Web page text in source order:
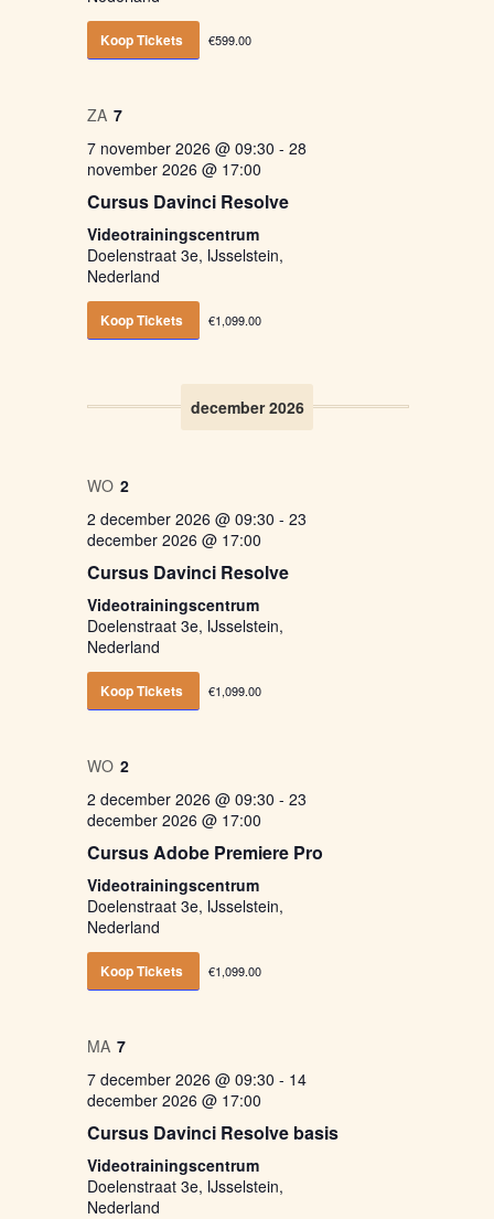
Koop Tickets €599.00
ZA 7
7 november 2026 @ 09:30 - 28
november 2026 @ 17:00
Cursus Davinci Resolve
Videotrainingscentrum
Doelenstraat 3e, IJsselstein,
Nederland
Koop Tickets €1,099.00
december 2026
WO 2
2 december 2026 @ 09:30 - 23
december 2026 @ 17:00
Cursus Davinci Resolve
Videotrainingscentrum
Doelenstraat 3e, IJsselstein,
Nederland
Koop Tickets €1,099.00
WO 2
2 december 2026 @ 09:30 - 23
december 2026 @ 17:00
Cursus Adobe Premiere Pro
Videotrainingscentrum
Doelenstraat 3e, IJsselstein,
Nederland
Koop Tickets €1,099.00
MA 7
7 december 2026 @ 09:30 - 14
december 2026 @ 17:00
Cursus Davinci Resolve basis
Videotrainingscentrum
Doelenstraat 3e, IJsselstein,
Nederland